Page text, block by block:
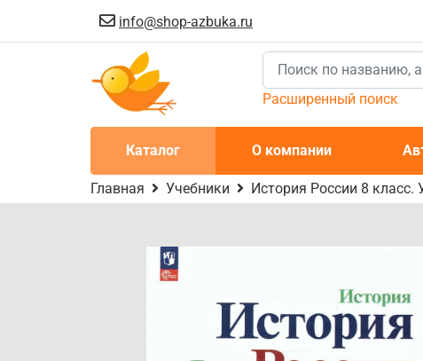
info@shop-azbuka.ru
Расширенный поиск
Каталог О компании
Главная Учебники История России 8